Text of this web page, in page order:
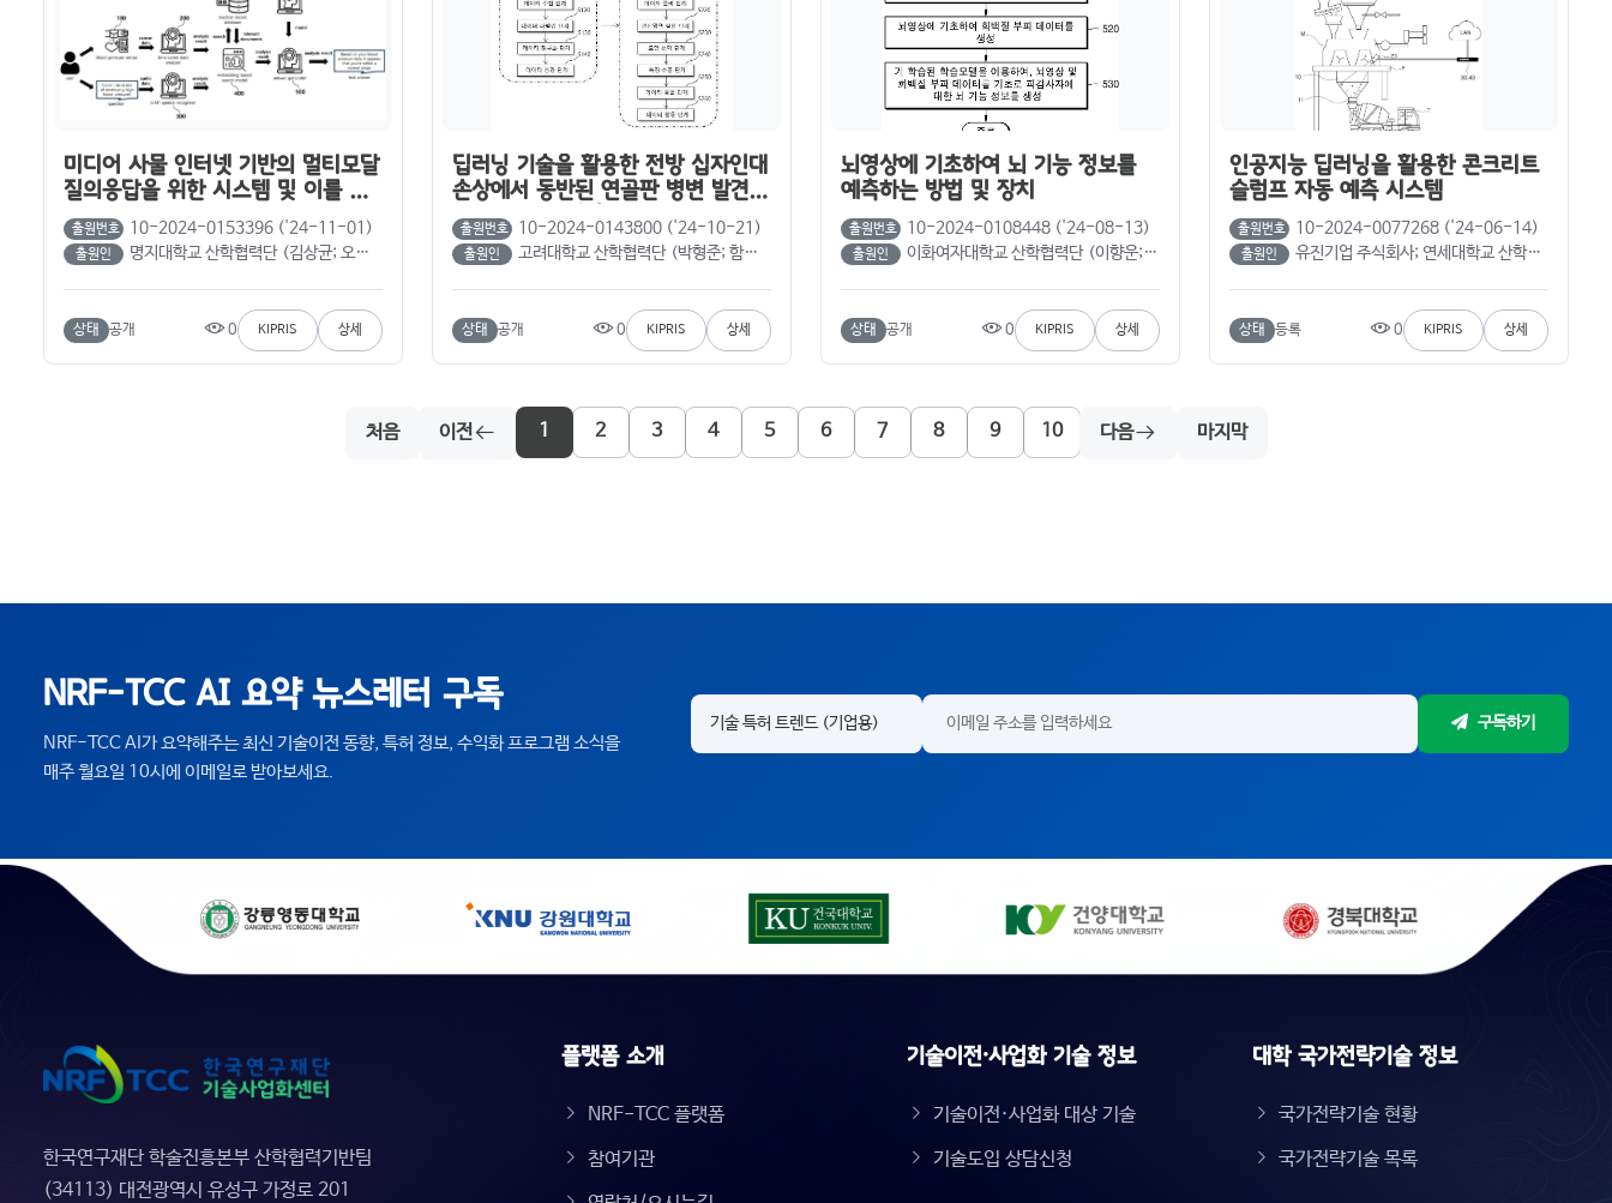
미디어 사물 인터넷 기반의 멀티모달
질의응답을 위한 시스템 및 이를 위
한 방법
출원번호 10-2024-0153396 ('24-11-01)
출원인 명지대학교 산학협력단 (김상균; 오민식)
상태 공개 0 KIPRIS 상세
딥러닝 기술을 활용한 전방 십자인대
손상에서 동반된 연골판 병변 발견
시스템 및 그 운용방법
출원번호 10-2024-0143800 ('24-10-21)
출원인 고려대학교 산학협력단 (박형준; 함성원; 김재균)
상태 공개 0 KIPRIS 상세
뇌영상에 기초하여 뇌 기능 정보를
예측하는 방법 및 장치
출원번호 10-2024-0108448 ('24-08-13)
출원인 이화여자대학교 산학협력단 (이향운; 박창현; 박지은; 이영현)
상태 공개 0 KIPRIS 상세
인공지능 딥러닝을 활용한 콘크리트
슬럼프 자동 예측 시스템
출원번호 10-2024-0077268 ('24-06-14)
출원인 유진기업 주식회사; 연세대학교 산학협력단 (류득현; 최성우; 박조범; 백철우; 박창건; 김완수; 최종은; 김정훈; Idrees Sarmad; 최기창)
상태 등록 0 KIPRIS 상세
처음 이전 1 2 3 4 5 6 7 8 9 10 다음 마지막
NRF-TCC AI 요약 뉴스레터 구독
NRF-TCC AI가 요약해주는 최신 기술이전 동향, 특허 정보, 수익화 프로그램 소식을
매주 월요일 10시에 이메일로 받아보세요.
구독하기
한국연구재단 학술진흥본부 산학협력기반팀
(34113) 대전광역시 유성구 가정로 201
플랫폼 소개
NRF-TCC 플랫폼
참여기관
기술이전·사업화 기술 정보
기술이전·사업화 대상 기술
기술도입 상담신청
대학 국가전략기술 정보
국가전략기술 현황
국가전략기술 목록